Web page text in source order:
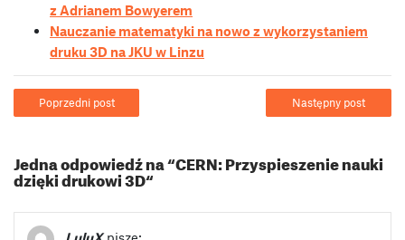
z Adrianem Bowyerem
Nauczanie matematyki na nowo z wykorzystaniem
druku 3D na JKU w Linzu
Poprzedni post Następny post
Jedna odpowiedź na “CERN: Przyspieszenie nauki
dzięki drukowi 3D“